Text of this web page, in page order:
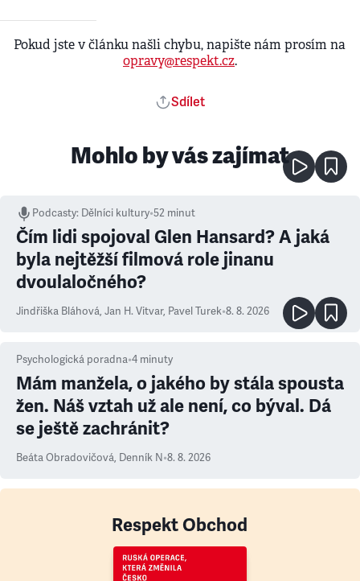
Pokud jste v článku našli chybu, napište nám prosím na
opravy@respekt.cz.
Sdílet
Mohlo by vás zajímat
Podcasty: Dělníci kultury•52 minut
Čím lidi spojoval Glen Hansard? A jaká
byla nejtěžší filmová role jinanu
dvoulaločného?
Jindřiška Bláhová, Jan H. Vitvar, Pavel Turek•8. 8. 2026
Psychologická poradna•4 minuty
Mám manžela, o jakého by stála spousta
žen. Náš vztah už ale není, co býval. Dá
se ještě zachránit?
Beáta Obradovičová, Denník N•8. 8. 2026
Respekt Obchod